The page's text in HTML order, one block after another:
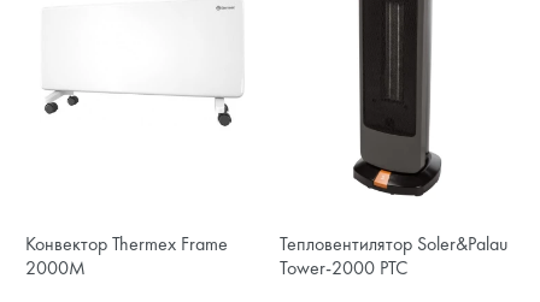
Конвектор Thermex Frame
2000M
Тепловентилятор Soler&Palau
Tower-2000 PTC